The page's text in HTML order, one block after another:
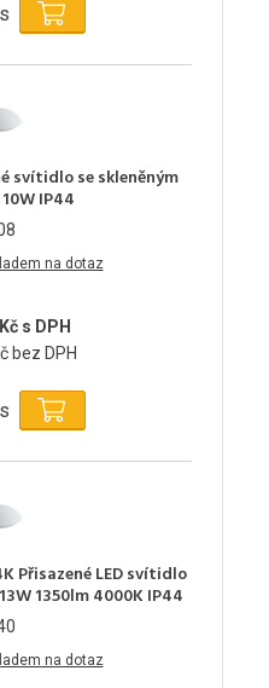
svítidlo se skleněným
IP44
na dotaz
s DPH
bez DPH
Přisazené LED svítidlo
1350lm 4000K IP44
na dotaz